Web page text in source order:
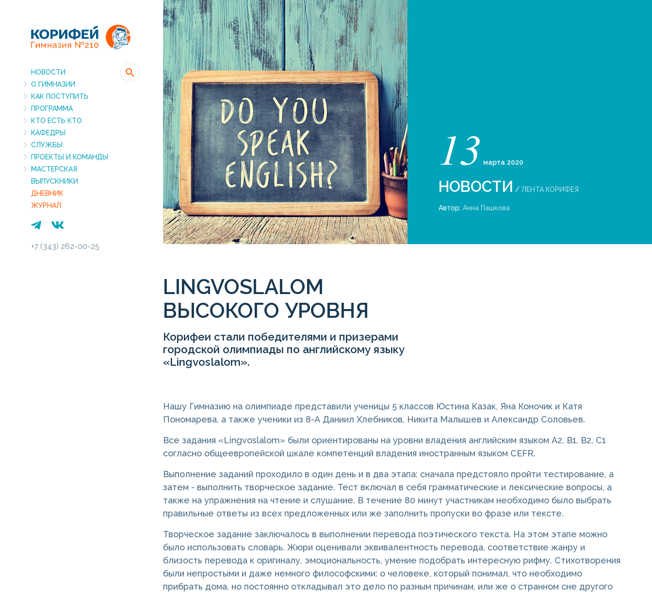
НОВОСТИ
О ГИМНАЗИИ
КАК ПОСТУПИТЬ
ПРОГРАММА
КТО ЕСТЬ КТО
КАФЕДРЫ
СЛУЖБЫ
ПРОЕКТЫ И КОМАНДЫ
МАСТЕРСКАЯ
ВЫПУСКНИКИ
ДНЕВНИК
ЖУРНАЛ
+7 (343) 262-00-25
13 марта 2020
НОВОСТИ / ЛЕНТА КОРИФЕЯ
Автор: Анна Пашкова
LINGVOSLALOM
ВЫСОКОГО УРОВНЯ
Корифеи стали победителями и призерами
городской олимпиады по английскому языку
«Lingvoslalom».
Нашу Гимназию на олимпиаде представили ученицы 5 классов Юстина Казак, Яна Коночик и Катя
Пономарева, а также ученики из 8-А Даниил Хлебников, Никита Малышев и Александр Соловьев.
Все задания «Lingvoslalom» были ориентированы на уровни владения английским языком A2, B1, B2, C1
согласно общеевропейской шкале компетенций владения иностранным языком CEFR.
Выполнение заданий проходило в один день и в два этапа: сначала предстояло пройти тестирование, а
затем - выполнить творческое задание. Тест включал в себя грамматические и лексические вопросы, а
также на упражнения на чтение и слушание. В течение 80 минут участникам необходимо было выбрать
правильные ответы из всех предложенных или же заполнить пропуски во фразе или тексте.
Творческое задание заключалось в выполнении перевода поэтического текста. На этом этапе можно
было использовать словарь. Жюри оценивали эквивалентность перевода, соответствие жанру и
близость перевода к оригиналу, эмоциональность, умение подобрать интересную рифму. Стихотворения
были непростыми и даже немного философскими: о человеке, который понимал, что необходимо
прибрать дома, но постоянно откладывал это дело по разным причинам, или же о странном сне другого